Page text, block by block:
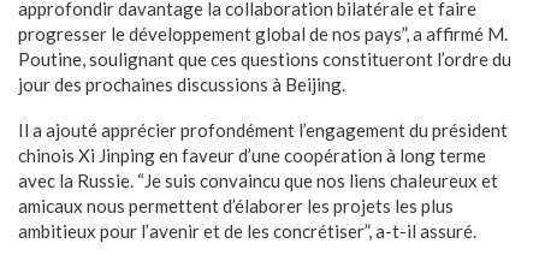
approfondir davantage la collaboration bilatérale et faire
progresser le développement global de nos pays”, a affirmé M.
Poutine, soulignant que ces questions constitueront l’ordre du
jour des prochaines discussions à Beijing.
Il a ajouté apprécier profondément l’engagement du président
chinois Xi Jinping en faveur d’une coopération à long terme
avec la Russie. “Je suis convaincu que nos liens chaleureux et
amicaux nous permettent d’élaborer les projets les plus
ambitieux pour l’avenir et de les concrétiser”, a-t-il assuré.